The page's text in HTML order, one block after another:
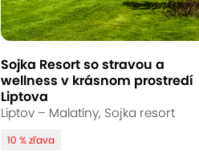
Sojka Resort so stravou a
wellness v krásnom prostredí
Liptova
Liptov – Malatíny, Sojka resort
10 % zľava